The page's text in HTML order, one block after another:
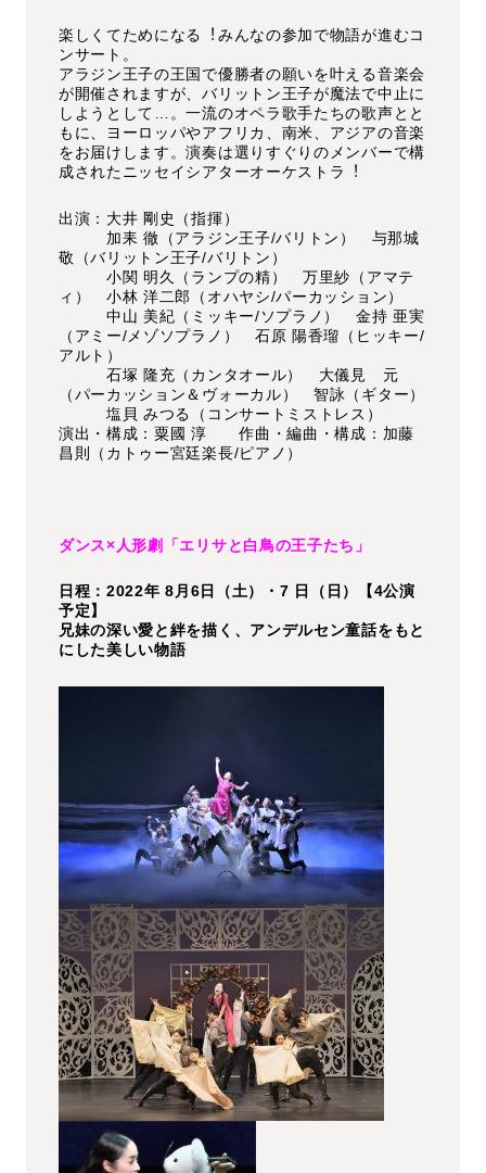
楽しくてためになる︕みんなの参加で物語が進むコ
ンサート。
アラジン王子の王国で優勝者の願いを叶える音楽会
が開催されますが、バリットン王子が魔法で中止に
しようとして…。一流のオペラ歌手たちの歌声とと
もに、ヨーロッパやアフリカ、南米、アジアの音楽
をお届けします。演奏は選りすぐりのメンバーで構
成されたニッセイシアターオーケストラ︕
出演：大井 剛史（指揮）
加耒 徹（アラジン王子/バリトン） 与那城
敬（バリットン王子/バリトン）
小関 明久（ランプの精） 万里紗（アマテ
ィ） 小林 洋二郎（オハヤシ/パーカッション）
中山 美紀（ミッキー/ソプラノ） 金持 亜実
（アミー/メゾソプラノ） 石原 陽香瑠（ヒッキー/
アルト）
石塚 隆充（カンタオール） 大儀見 元
（パーカッション＆ヴォーカル） 智詠（ギター）
塩貝 みつる（コンサートミストレス）
演出・構成：粟國 淳 作曲・編曲・構成：加藤
昌則（カトゥー宮廷楽長/ピアノ）
ダンス×人形劇「エリサと白鳥の王子たち」
日程：2022年 8月6日（土）・7 日（日）【4公演
予定】
兄妹の深い愛と絆を描く、アンデルセン童話をもと
にした美しい物語